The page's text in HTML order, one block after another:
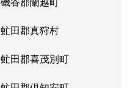
虻田郡真狩村
虻田郡喜茂別町